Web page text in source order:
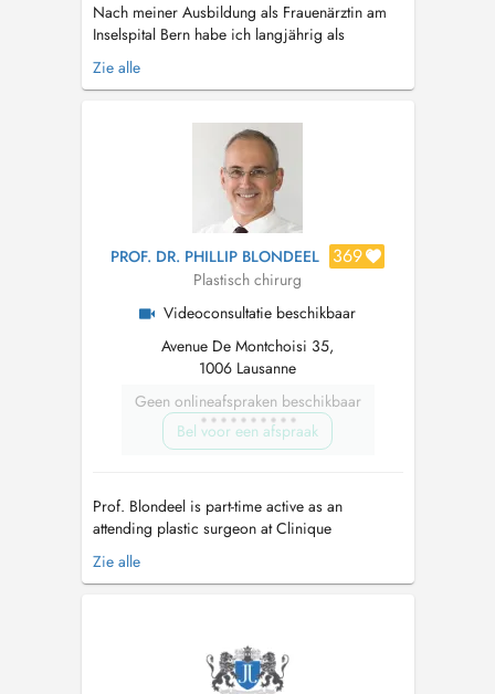
Nach meiner Ausbildung als Frauenärztin am
Inselspital Bern habe ich langjährig als
Consultant an den Frauenkliniken in Biel und
Basel gearbeitet. Meine Hauptschwerpunkte in
Risikosprechstunden für schwangere Frauen
insbesondere mit Gestationsdiabetes,
Zie alle
PROF. DR. PHILLIP BLONDEEL 369
Plastisch chirurg
Videoconsultatie beschikbaar
Avenue De Montchoisi 35,
1006 Lausanne
Geen onlineafspraken beschikbaar
Bel voor een afspraak
Prof. Blondeel is part-time active as an
attending plastic surgeon at Clinique
Montchoisi in Lausanne, Switzerland. He is also
the chairman of the Plastic and Reconstructive
Zie alle